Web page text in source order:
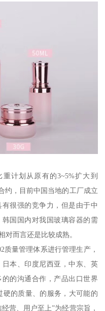
计划从原有的3~5%扩大到
约，目前中国当地的工厂成立
很强的竞争力，但是由于中
国国内对我国玻璃容器的需
对而言还是比较成熟。
质量管理体系进行管理生产，
本、印度尼西亚，中东、英
的沟通合作，产品出口世界
的质量、的服务，大可能的
营、用户至上”为经营宗旨，